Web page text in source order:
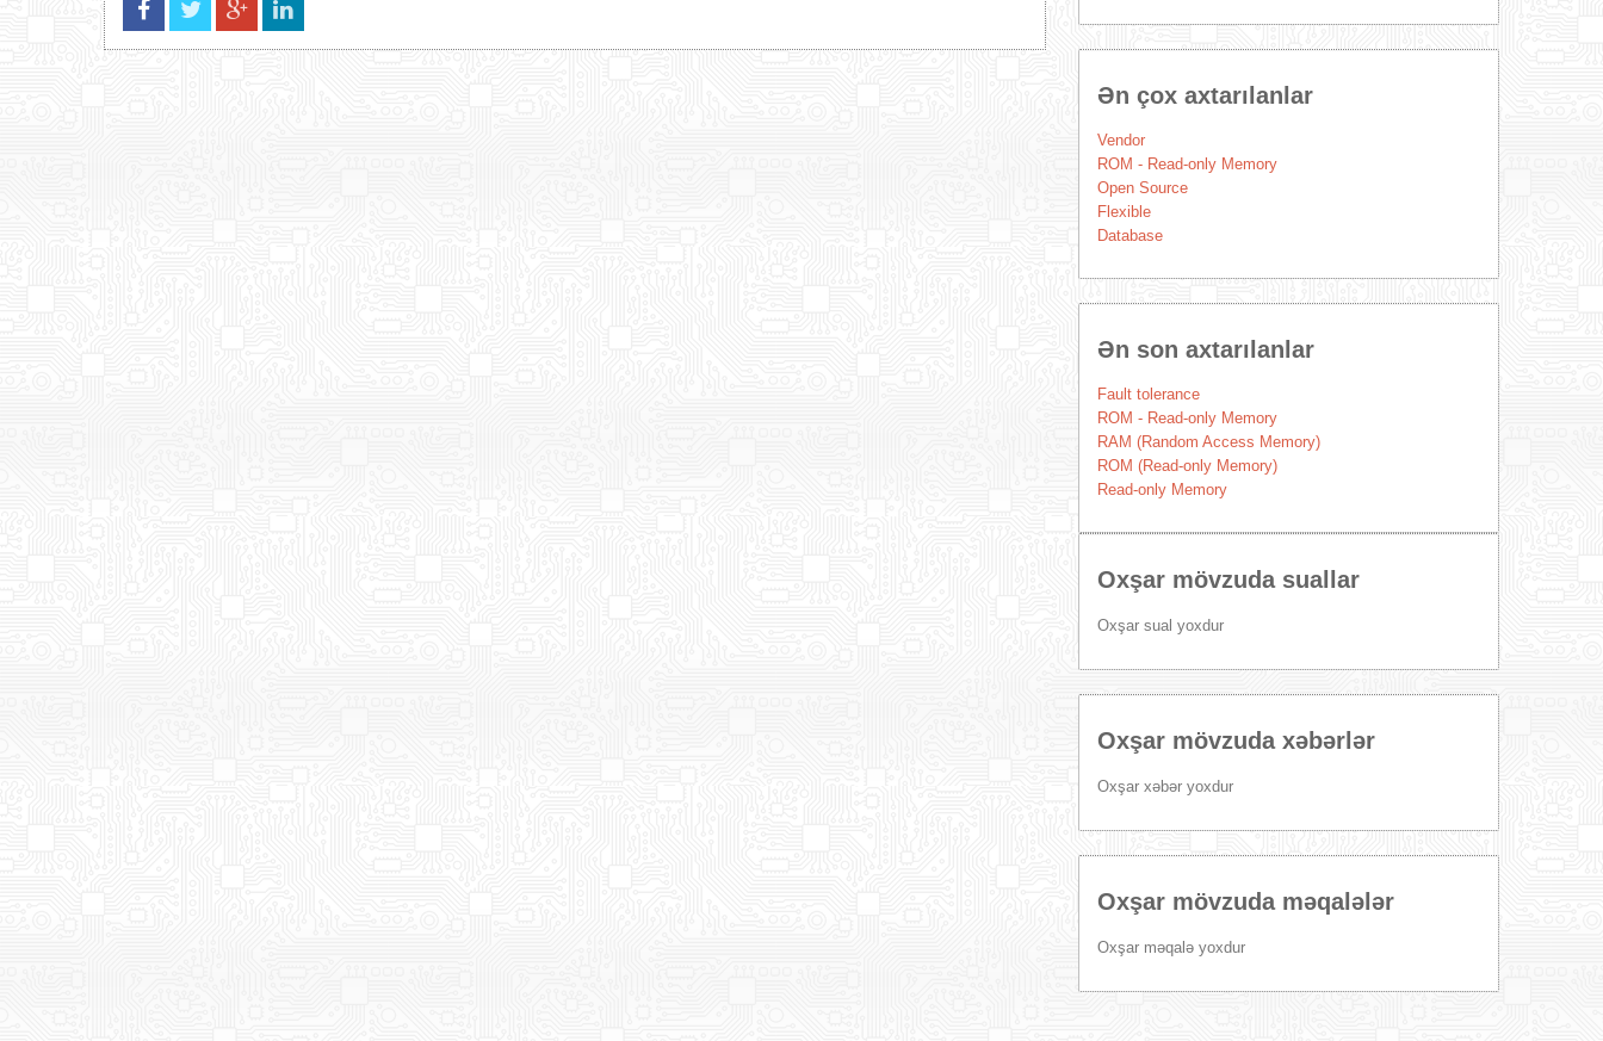
Ən çox axtarılanlar
Vendor
ROM - Read-only Memory
Open Source
Flexible
Database
Ən son axtarılanlar
Fault tolerance
ROM - Read-only Memory
RAM (Random Access Memory)
ROM (Read-only Memory)
Read-only Memory
Oxşar mövzuda suallar
Oxşar sual yoxdur
Oxşar mövzuda xəbərlər
Oxşar xəbər yoxdur
Oxşar mövzuda məqalələr
Oxşar məqalə yoxdur